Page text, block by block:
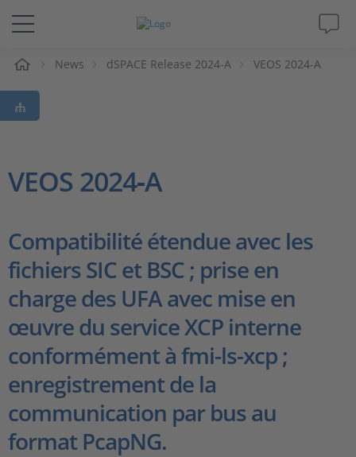
Solutions & Produits
Support
Carrières
News dSPACE Release 2024-A VEOS 2024-A
VEOS 2024‑A
Compatibilité étendue avec les
fichiers SIC et BSC ; prise en
charge des UFA avec mise en
œuvre du service XCP interne
conformément à fmi-ls-xcp ;
enregistrement de la
communication par bus au
format PcapNG.